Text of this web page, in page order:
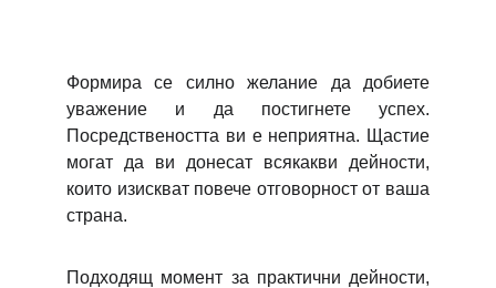
Формира се силно желание да добиете
уважение и да постигнете успех.
Посредствеността ви е неприятна. Щастие
могат да ви донесат всякакви дейности,
които изискват повече отговорност от ваша
страна.
Подходящ момент за практични дейности,